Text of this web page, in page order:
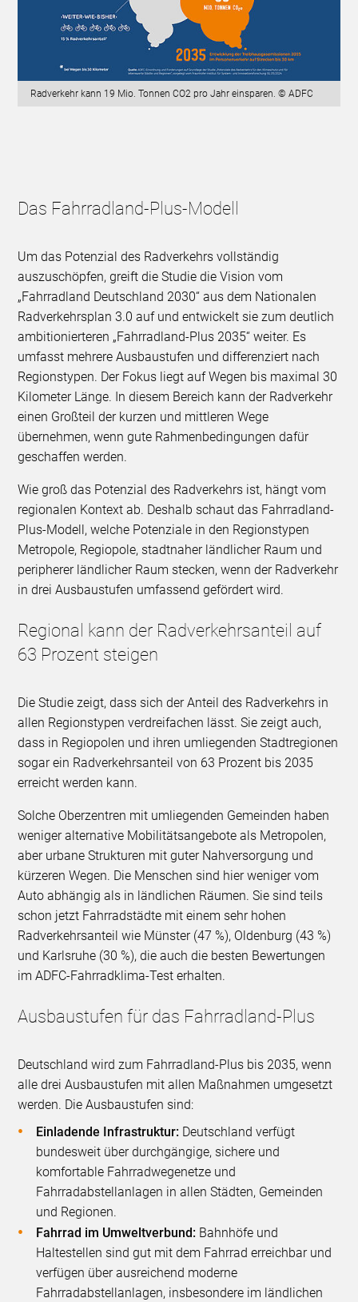
Radverkehr kann 19 Mio. Tonnen CO2 pro Jahr einsparen. © ADFC
Das Fahrradland-Plus-Modell
Um das Potenzial des Radverkehrs vollständig
auszuschöpfen, greift die Studie die Vision vom
„Fahrradland Deutschland 2030“ aus dem Nationalen
Radverkehrsplan 3.0 auf und entwickelt sie zum deutlich
ambitionierteren „Fahrradland-Plus 2035“ weiter. Es
umfasst mehrere Ausbaustufen und differenziert nach
Regionstypen. Der Fokus liegt auf Wegen bis maximal 30
Kilometer Länge. In diesem Bereich kann der Radverkehr
einen Großteil der kurzen und mittleren Wege
übernehmen, wenn gute Rahmenbedingungen dafür
geschaffen werden.
Wie groß das Potenzial des Radverkehrs ist, hängt vom
regionalen Kontext ab. Deshalb schaut das Fahrradland-
Plus-Modell, welche Potenziale in den Regionstypen
Metropole, Regiopole, stadtnaher ländlicher Raum und
peripherer ländlicher Raum stecken, wenn der Radverkehr
in drei Ausbaustufen umfassend gefördert wird.
Regional kann der Radverkehrsanteil auf
63 Prozent steigen
Die Studie zeigt, dass sich der Anteil des Radverkehrs in
allen Regionstypen verdreifachen lässt. Sie zeigt auch,
dass in Regiopolen und ihren umliegenden Stadtregionen
sogar ein Radverkehrsanteil von 63 Prozent bis 2035
erreicht werden kann.
Solche Oberzentren mit umliegenden Gemeinden haben
weniger alternative Mobilitätsangebote als Metropolen,
aber urbane Strukturen mit guter Nahversorgung und
kürzeren Wegen. Die Menschen sind hier weniger vom
Auto abhängig als in ländlichen Räumen. Sie sind teils
schon jetzt Fahrradstädte mit einem sehr hohen
Radverkehrsanteil wie Münster (47 %), Oldenburg (43 %)
und Karlsruhe (30 %), die auch die besten Bewertungen
im ADFC-Fahrradklima-Test erhalten.
Ausbaustufen für das Fahrradland-Plus
Deutschland wird zum Fahrradland-Plus bis 2035, wenn
alle drei Ausbaustufen mit allen Maßnahmen umgesetzt
werden. Die Ausbaustufen sind:
Einladende Infrastruktur: Deutschland verfügt
bundesweit über durchgängige, sichere und
komfortable Fahrradwegenetze und
Fahrradabstellanlagen in allen Städten, Gemeinden
und Regionen.
Fahrrad im Umweltverbund: Bahnhöfe und
Haltestellen sind gut mit dem Fahrrad erreichbar und
verfügen über ausreichend moderne
Fahrradabstellanlagen, insbesondere im ländlichen